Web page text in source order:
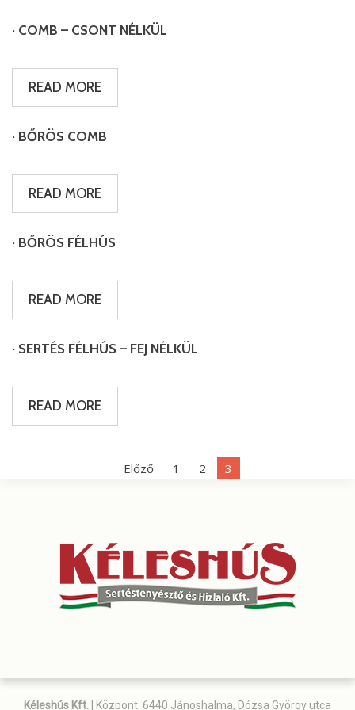
· COMB – CSONT NÉLKÜL
READ MORE
· BŐRÖS COMB
READ MORE
· BŐRÖS FÉLHÚS
READ MORE
· SERTÉS FÉLHÚS – FEJ NÉLKÜL
READ MORE
BEJEGYZÉSEK
Előző 1 2 3
Kéleshús Kft. | Központ: 6440 Jánoshalma, Dózsa György utca